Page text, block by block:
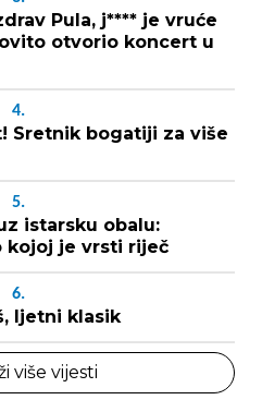
Pula, j**** je vruće
otvorio koncert u
4.
Sretnik bogatiji za više
5.
istarsku obalu:
kojoj je vrsti riječ
6.
ljetni klasik
više vijesti